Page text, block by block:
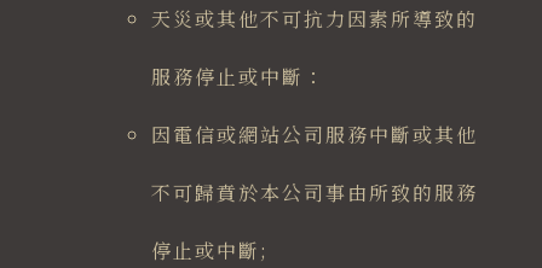
天災或其他不可抗力因素所導致的
服務停止或中斷：
因電信或網站公司服務中斷或其他
不可歸賁於本公司事由所致的服務
停止或中斷;